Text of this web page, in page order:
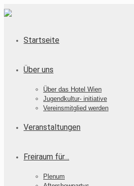
Startseite
Über uns
Über das Hotel Wien
Jugendkultur- initiative
Vereinsmitglied werden
Veranstaltungen
Freiraum für…
Plenum